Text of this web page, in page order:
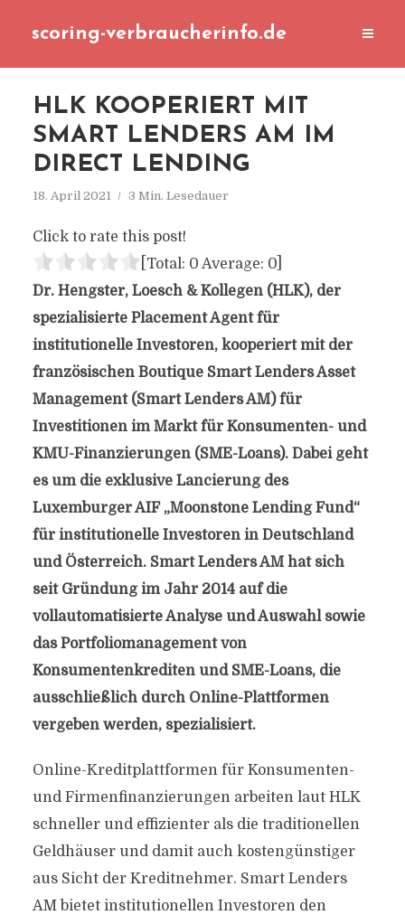
scoring-verbraucherinfo.de
HLK KOOPERIERT MIT
SMART LENDERS AM IM
DIRECT LENDING
18. April 2021 3 Min. Lesedauer
Click to rate this post!
[Total: 0 Average: 0]
Dr. Hengster, Loesch & Kollegen (HLK), der
spezialisierte Placement Agent für
institutionelle Investoren, kooperiert mit der
französischen Boutique Smart Lenders Asset
Management (Smart Lenders AM) für
Investitionen im Markt für Konsumenten- und
KMU-Finanzierungen (SME-Loans). Dabei geht
es um die exklusive Lancierung des
Luxemburger AIF „Moonstone Lending Fund“
für institutionelle Investoren in Deutschland
und Österreich. Smart Lenders AM hat sich
seit Gründung im Jahr 2014 auf die
vollautomatisierte Analyse und Auswahl sowie
das Portfoliomanagement von
Konsumentenkrediten und SME-Loans, die
ausschließlich durch Online-Plattformen
vergeben werden, spezialisiert.
Online-Kreditplattformen für Konsumenten-
und Firmenfinanzierungen arbeiten laut HLK
schneller und effizienter als die traditionellen
Geldhäuser und damit auch kostengünstiger
aus Sicht der Kreditnehmer. Smart Lenders
AM bietet institutionellen Investoren den